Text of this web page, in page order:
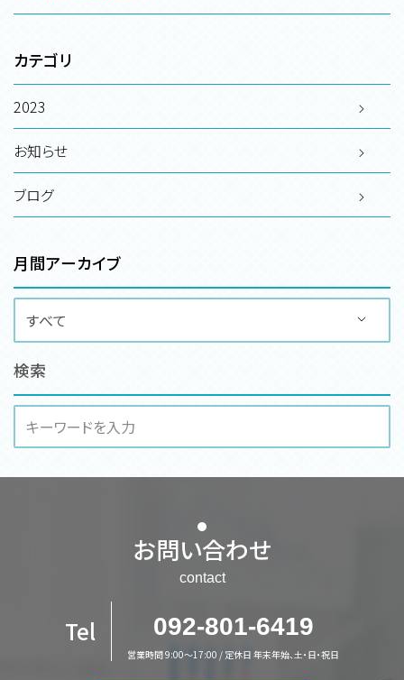
カテゴリ
2023
お知らせ
ブログ
月間アーカイブ
検索
お問い合わせ
contact
Tel 092-801-6419
営業時間 9:00～17:00 / 定休日 年末年始、土・日・祝日